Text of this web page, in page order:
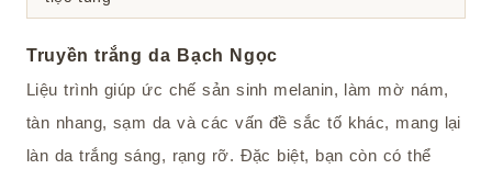
Truyền trắng da Bạch Ngọc
Liệu trình giúp ức chế sản sinh melanin, làm mờ nám,
tàn nhang, sạm da và các vấn đề sắc tố khác, mang lại
làn da trắng sáng, rạng rỡ. Đặc biệt, bạn còn có thể